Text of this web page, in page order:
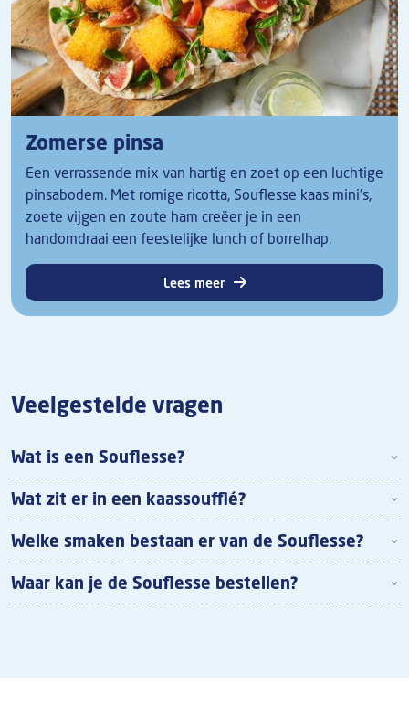
Zomerse pinsa
Een verrassende mix van hartig en zoet op een luchtige
pinsabodem. Met romige ricotta, Souflesse kaas mini’s,
zoete vijgen en zoute ham creëer je in een
handomdraai een feestelijke lunch of borrelhap.
Lees meer
Veelgestelde vragen
Wat is een Souflesse?
Wat zit er in een kaassoufflé?
Welke smaken bestaan er van de Souflesse?
Waar kan je de Souflesse bestellen?